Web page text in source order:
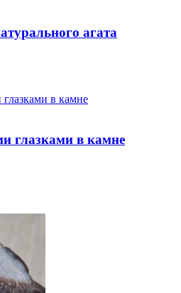
агата
глазками в камне